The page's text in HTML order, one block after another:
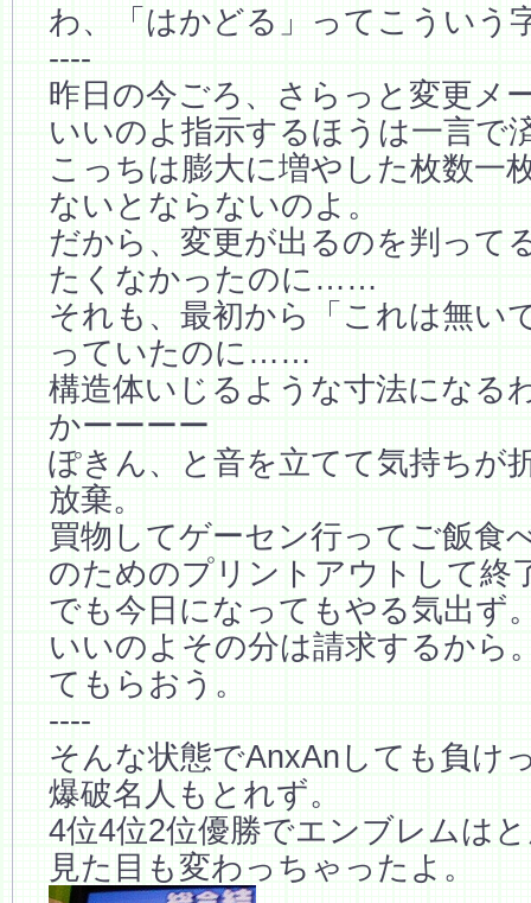
わ、「はかどる」ってこういう
----
昨日の今ごろ、さらっと変更メ
いいのよ指示するほうは一言で
こっちは膨大に増やした枚数一
ないとならないのよ。
だから、変更が出るのを判って
たくなかったのに……
それも、最初から「これは無い
っていたのに……
構造体いじるような寸法になる
かーーーー
ぽきん、と音を立てて気持ちが
放棄。
買物してゲーセン行ってご飯食
のためのプリントアウトして終
でも今日になってもやる気出ず
いいのよその分は請求するから
てもらおう。
----
そんな状態でAnxAnしても負け
爆破名人もとれず。
4位4位2位優勝でエンブレムは
見た目も変わっちゃったよ。